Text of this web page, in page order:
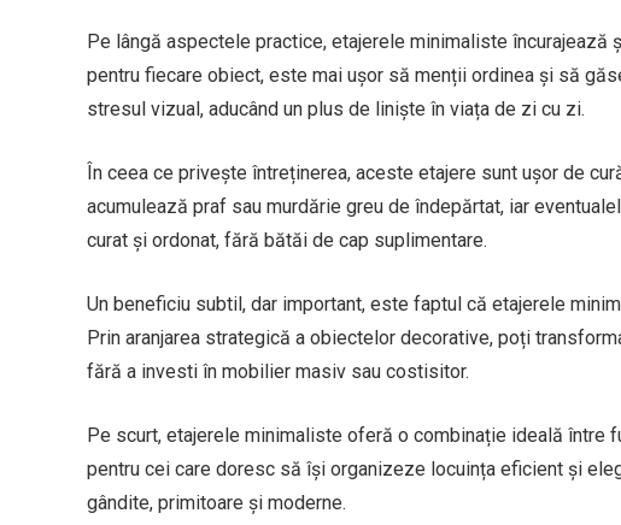
Pe lângă aspectele practice, etajerele minimaliste
pentru fiecare obiect, este mai ușor să menții ordinea și să
stresul vizual, aducând un plus de liniște în viața de zi cu zi.
În ceea ce privește întreținerea, aceste etajere sunt ușor de
acumulează praf sau murdărie greu de îndepărtat, iar
curat și ordonat, fără bătăi de cap suplimentare.
Un beneficiu subtil, dar important, este faptul că etajerele
Prin aranjarea strategică a obiectelor decorative, poți
fără a investi în mobilier masiv sau costisitor.
Pe scurt, etajerele minimaliste oferă o combinație ideală
pentru cei care doresc să își organizeze locuința eficient și
gândite, primitoare și moderne.